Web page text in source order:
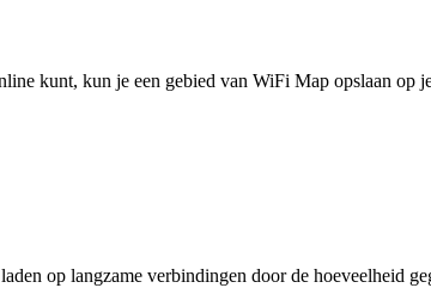
kunt, kun je een gebied van WiFi Map opslaan op
op langzame verbindingen door de hoeveelheid